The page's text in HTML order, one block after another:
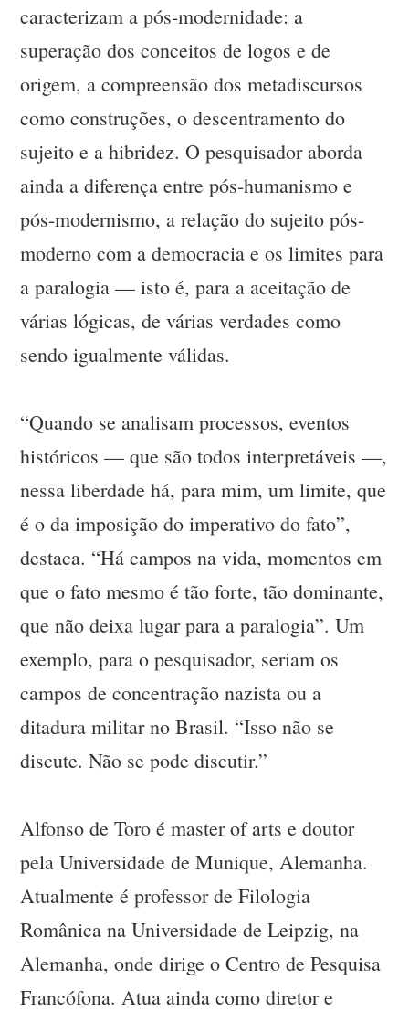
caracterizam a pós-modernidade: a
superação dos conceitos de logos e de
origem, a compreensão dos metadiscursos
como construções, o descentramento do
sujeito e a hibridez. O pesquisador aborda
ainda a diferença entre pós-humanismo e
pós-modernismo, a relação do sujeito pós-
moderno com a democracia e os limites para
a paralogia — isto é, para a aceitação de
várias lógicas, de várias verdades como
sendo igualmente válidas.
“Quando se analisam processos, eventos
históricos — que são todos interpretáveis —,
nessa liberdade há, para mim, um limite, que
é o da imposição do imperativo do fato”,
destaca. “Há campos na vida, momentos em
que o fato mesmo é tão forte, tão dominante,
que não deixa lugar para a paralogia”. Um
exemplo, para o pesquisador, seriam os
campos de concentração nazista ou a
ditadura militar no Brasil. “Isso não se
discute. Não se pode discutir.”
Alfonso de Toro é master of arts e doutor
pela Universidade de Munique, Alemanha.
Atualmente é professor de Filologia
Românica na Universidade de Leipzig, na
Alemanha, onde dirige o Centro de Pesquisa
Francófona. Atua ainda como diretor e